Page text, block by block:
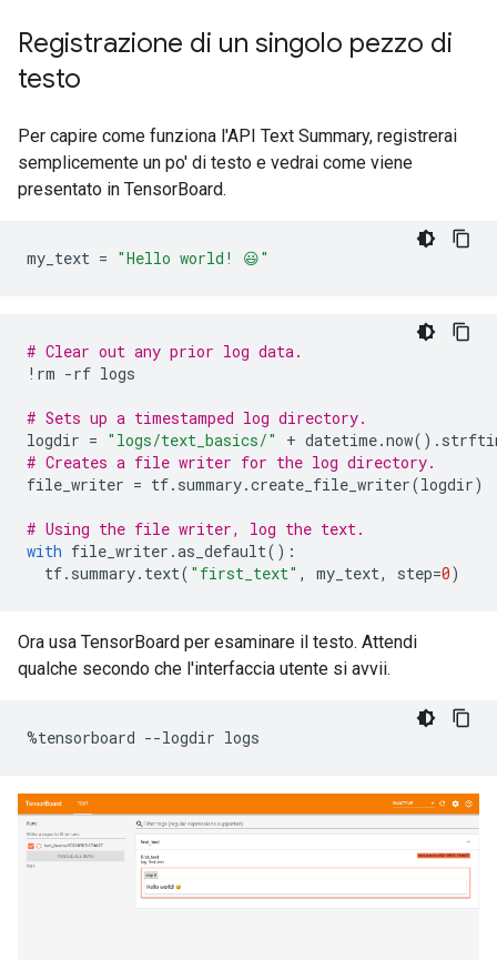
Registrazione di un singolo pezzo di
testo
Per capire come funziona l'API Text Summary, registrerai
semplicemente un po' di testo e vedrai come viene
presentato in TensorBoard.
my_text = "Hello world! 😃"
# Clear out any prior log data.
! rm -rf logs
# Sets up a timestamped log directory.
logdir = "logs/text_basics/" + datetime.now().
# Creates a file writer for the log directory.
file_writer = tf. summary.create_file_writer(logdir)
# Using the file writer, log the text.
with file_writer .as_default():
tf. summary. text( "first_text" , my_text, step=0)
Ora usa TensorBoard per esaminare il testo. Attendi
qualche secondo che l'interfaccia utente si avvii.
%tensorboard --logdir logs